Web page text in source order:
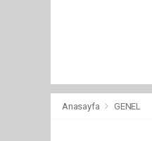
Anasayfa GENEL